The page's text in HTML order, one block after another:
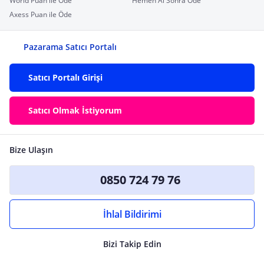
Axess Puan ile Öde
Pazarama Satıcı Portalı
Satıcı Portalı Girişi
Satıcı Olmak İstiyorum
Bize Ulaşın
0850 724 79 76
İhlal Bildirimi
Bizi Takip Edin